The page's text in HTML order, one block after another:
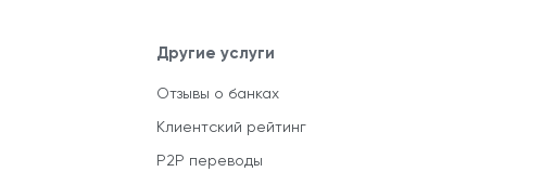
Другие услуги
Отзывы о банках
Клиентский рейтинг
P2P переводы